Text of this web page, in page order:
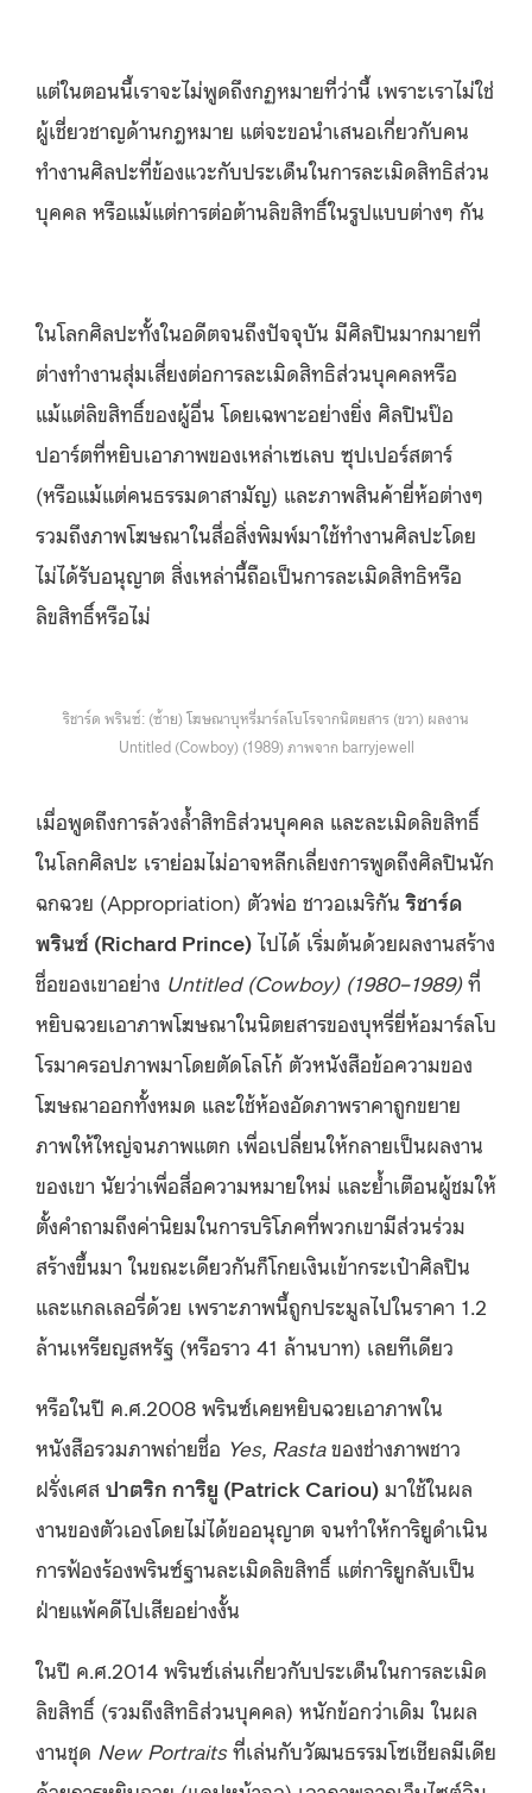
แต่ในตอนนี้เราจะไม่พูดถึงกฏหมายที่ว่านี้ เพราะเราไม่ใช่
ผู้เชี่ยวชาญด้านกฎหมาย แต่จะขอนำเสนอเกี่ยวกับคน
ทำงานศิลปะที่ข้องแวะกับประเด็นในการละเมิดสิทธิส่วน
บุคคล หรือแม้แต่การต่อต้านลิขสิทธิ์ในรูปแบบต่างๆ กัน
ในโลกศิลปะทั้งในอดีตจนถึงปัจจุบัน มีศิลปินมากมายที่
ต่างทำงานสุ่มเสี่ยงต่อการละเมิดสิทธิส่วนบุคคลหรือ
แม้แต่ลิขสิทธิ์ของผู้อื่น โดยเฉพาะอย่างยิ่ง ศิลปินป๊อ
ปอาร์ตที่หยิบเอาภาพของเหล่าเซเลบ ซุปเปอร์สตาร์
(หรือแม้แต่คนธรรมดาสามัญ) และภาพสินค้ายี่ห้อต่างๆ
รวมถึงภาพโฆษณาในสื่อสิ่งพิมพ์มาใช้ทำงานศิลปะโดย
ไม่ได้รับอนุญาต สิ่งเหล่านี้ถือเป็นการละเมิดสิทธิหรือ
ลิขสิทธิ์หรือไม่
ริชาร์ด พรินซ์: (ซ้าย) โฆษณาบุหรี่มาร์ลโบโรจากนิตยสาร (ขวา) ผลงาน
Untitled (Cowboy) (1989) ภาพจาก barryjewell
เมื่อพูดถึงการล้วงล้ำสิทธิส่วนบุคคล และละเมิดลิขสิทธิ์
ในโลกศิลปะ เราย่อมไม่อาจหลีกเลี่ยงการพูดถึงศิลปินนัก
ฉกฉวย (Appropriation) ตัวพ่อ ชาวอเมริกันริชาร์ด
พรินซ์ (Richard Prince) ไปได้ เริ่มต้นด้วยผลงานสร้าง
ชื่อของเขาอย่าง Untitled (Cowboy) (1980–1989)ที่
หยิบฉวยเอาภาพโฆษณาในนิตยสารของบุหรี่ยี่ห้อมาร์ลโบ
โรมาครอปภาพมาโดยตัดโลโก้ ตัวหนังสือข้อความของ
โฆษณาออกทั้งหมด และใช้ห้องอัดภาพราคาถูกขยาย
ภาพให้ใหญ่จนภาพแตก เพื่อเปลี่ยนให้กลายเป็นผลงาน
ของเขา นัยว่าเพื่อสื่อความหมายใหม่ และย้ำเตือนผู้ชมให้
ตั้งคำถามถึงค่านิยมในการบริโภคที่พวกเขามีส่วนร่วม
สร้างขึ้นมา ในขณะเดียวกันก็โกยเงินเข้ากระเป๋าศิลปิน
และแกลเลอรี่ด้วย เพราะภาพนี้ถูกประมูลไปในราคา 1.2
ล้านเหรียญสหรัฐ (หรือราว 41 ล้านบาท) เลยทีเดียว
หรือในปี ค.ศ. 2008 พรินซ์เคยหยิบฉวยเอาภาพใน
หนังสือรวมภาพถ่ายชื่อ Yes, Rastaของช่างภาพชาว
ฝรั่งเศส ปาตริก การิยู (Patrick Cariou) มาใช้ในผล
งานของตัวเองโดยไม่ได้ขออนุญาต จนทำให้การิยูดำเนิน
การฟ้องร้องพรินซ์ฐานละเมิดลิขสิทธิ์ แต่การิยูกลับเป็น
ฝ่ายแพ้คดีไปเสียอย่างงั้น
ในปี ค.ศ. 2014 พรินซ์เล่นเกี่ยวกับประเด็นในการละเมิด
ลิขสิทธิ์ (รวมถึงสิทธิส่วนบุคคล) หนักข้อกว่าเดิม ในผล
งานชุด New Portraitsที่เล่นกับวัฒนธรรมโซเชียลมีเดีย